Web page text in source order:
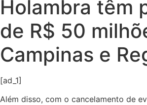
Holambra têm
de R$ 50
Campinas e
[ad_1]
Além disso, com o cancelamento de